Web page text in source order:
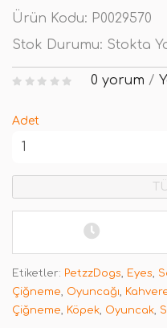
Ürün Kodu: P0029570
Stok Durumu: Stokta
0 yorum /
Adet
Etiketler: PetzzDogs, Eyes,
Çiğneme, Oyuncağı,
Çiğneme, Köpek, Oyuncak,